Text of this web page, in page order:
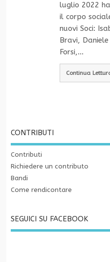
luglio 2022
il corpo
nuovi Soci:
Bravi,
Forsi,…
Continua
CONTRIBUTI
Contributi
Richiedere un contributo
Bandi
Come rendicontare
SEGUICI SU FACEBOOK